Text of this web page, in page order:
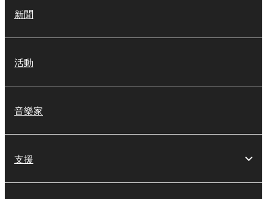
新聞
活動
音樂家
支援